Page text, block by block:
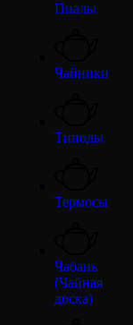
Пиалы
Чайники
Типоды
Термосы
Чабань
(Чайная
доска)